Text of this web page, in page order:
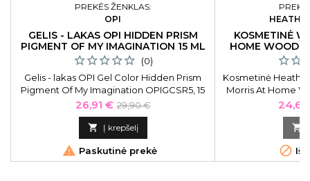
PREKĖS ŽENKLAS:
OPI
GELIS - LAKAS OPI HIDDEN PRISM
PIGMENT OF MY IMAGINATION 15 ML
(0)
Gelis - lakas OPI Gel Color Hidden Prism
Pigment Of My Imagination OPIGCSR5, 15
ml
Kaina
26,91 € Bazinė
kaina
29,90 €
 Į krepšelį
 Paskutinė prekė
KOSMETINĖ
HOME
Kosmetinė
Morris At Home
Wash
Kaina

